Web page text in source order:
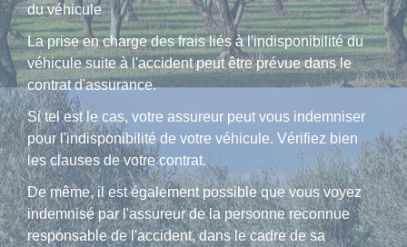
du véhicule
La prise en charge des frais liés à l'indisponibilité du
véhicule suite à l'accident peut être prévue dans le
contrat d'assurance.
Si tel est le cas, votre assureur peut vous indemniser
pour l'indisponibilité de votre véhicule. Vérifiez bien
les clauses de votre contrat.
De même, il est également possible que vous voyez
indemnisé par l'assureur de la personne reconnue
responsable de l'accident, dans le cadre de sa